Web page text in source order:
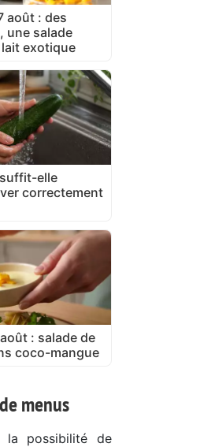
août : des
une salade
exotique
suffit-elle
correctement
: salade de
coco-mangue
menus
la possibilité de